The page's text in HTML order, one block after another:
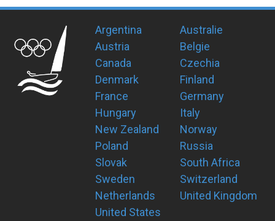
Argentina
Australie
Austria
Belgie
Canada
Czechia
Denmark
Finland
France
Germany
Hungary
Italy
New Zealand
Norway
Poland
Russia
Slovak
South Africa
Sweden
Switzerland
Netherlands
United Kingdom
United States